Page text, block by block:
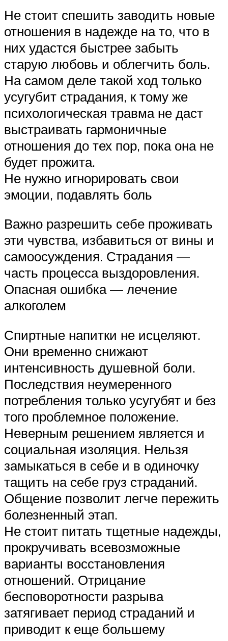
Не стоит спешить заводить новые
отношения в надежде на то, что в
них удастся быстрее забыть
старую любовь и облегчить боль.
На самом деле такой ход только
усугубит страдания, к тому же
психологическая травма не даст
выстраивать гармоничные
отношения до тех пор, пока она не
будет прожита.
Не нужно игнорировать свои
эмоции, подавлять боль
Важно разрешить себе проживать
эти чувства, избавиться от вины и
самоосуждения. Страдания —
часть процесса выздоровления.
Опасная ошибка — лечение
алкоголем
Спиртные напитки не исцеляют.
Они временно снижают
интенсивность душевной боли.
Последствия неумеренного
потребления только усугубят и без
того проблемное положение.
Неверным решением является и
социальная изоляция. Нельзя
замыкаться в себе и в одиночку
тащить на себе груз страданий.
Общение позволит легче пережить
болезненный этап.
Не стоит питать тщетные надежды,
прокручивать всевозможные
варианты восстановления
отношений. Отрицание
бесповоротности разрыва
затягивает период страданий и
приводит к еще большему